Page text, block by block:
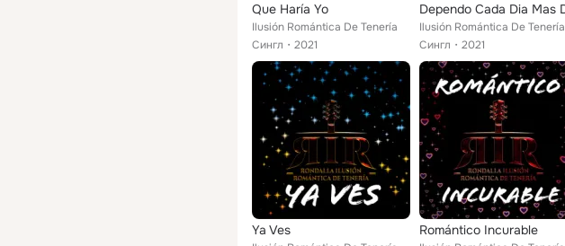
Que Haría Yo
Ilusión Romántica De Tenería
Сингл
2021
Ilusión Romántica De Tenería
Сингл
2021
Ya Ves Romántico Incurable